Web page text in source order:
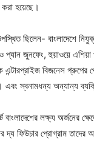
হয়েছে।
ছিলেন- বাংলাদেশে
প্যান জুনফেং, হুয়াওয়ে
এন্টারপ্রাইজ বিজনেস গ্রুপের
স্বনামধন্য অন্যান্য
বাংলাদেশের লক্ষ্য অর্জনের
ফিউচার প্রোগ্রাম তাদের